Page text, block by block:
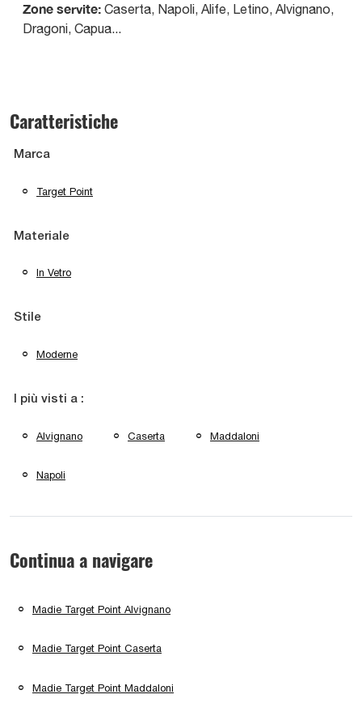
Zone servite: Caserta, Napoli, Alife, Letino, Alvignano,
Dragoni, Capua...
Caratteristiche
Marca
Target Point
Materiale
In Vetro
Stile
Moderne
I più visti a :
Alvignano Caserta Maddaloni
Napoli
Continua a navigare
Madie Target Point Alvignano
Madie Target Point Caserta
Madie Target Point Maddaloni